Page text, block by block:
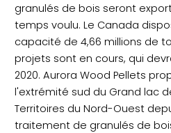
granulés de bois seront
temps voulu. Le Canada
capacité de 4,66 millions de
projets sont en cours, qui
2020. Aurora Wood Pellets
l'extrémité sud du Grand lac
Territoires du Nord-Ouest
traitement de granulés de